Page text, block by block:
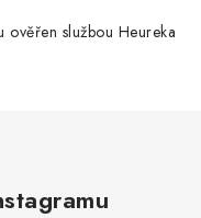
službou Heureka